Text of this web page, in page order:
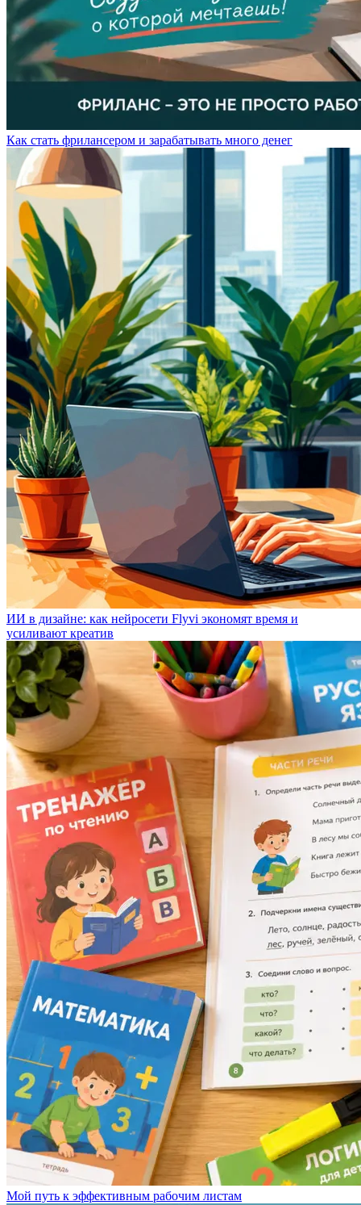
Как стать фрилансером и зарабатывать много денег
ИИ в дизайне: как нейросети Flyvi экономят время и
усиливают креатив
Мой путь к эффективным рабочим листам